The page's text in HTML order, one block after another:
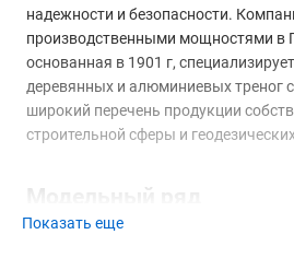
надежности и безопасности.
производственными мощностями в
основанная в 1901 г,
деревянных и алюминиевых треног
широкий перечень продукции
строительной сферы и
Модельный ряд
Показать еще